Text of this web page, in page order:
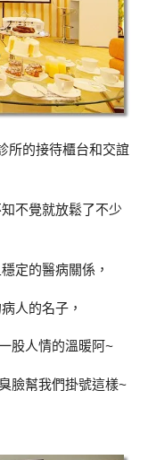
所的接待櫃台和交誼
不覺就放鬆了不少
定的醫病關係，
人的名子，
股人情的溫暖阿~
臉幫我們掛號這樣~